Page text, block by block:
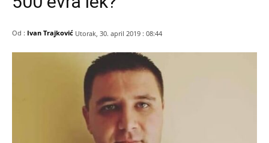
Od : Ivan Trajković Utorak, 30. april 2019 : 08:44